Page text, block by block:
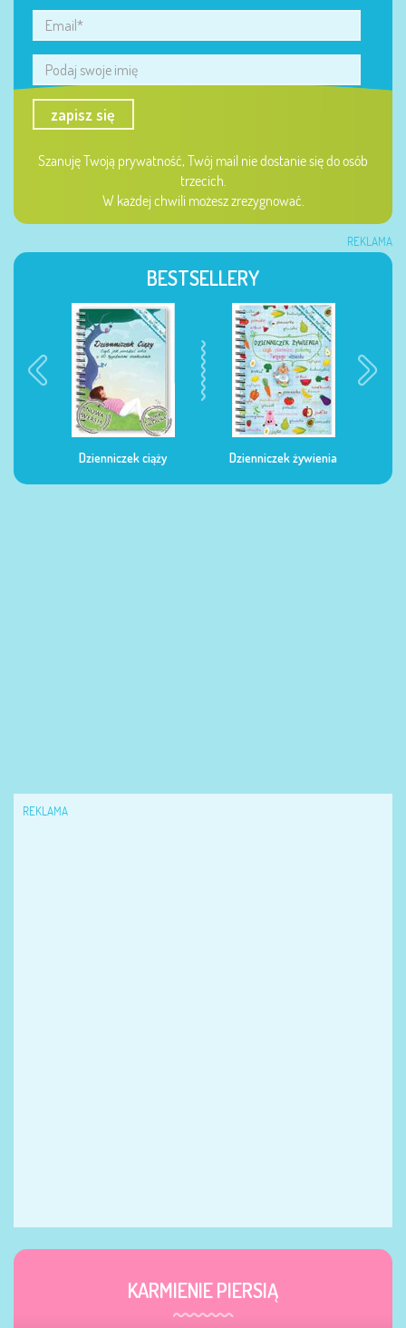
zapisz się
Szanuję Twoją prywatność, Twój mail nie dostanie się do osób
trzecich.
W każdej chwili możesz zrezygnować.
REKLAMA
BESTSELLERY
Dzienniczek ciąży Dzienniczek żywienia
REKLAMA
KARMIENIE PIERSIĄ